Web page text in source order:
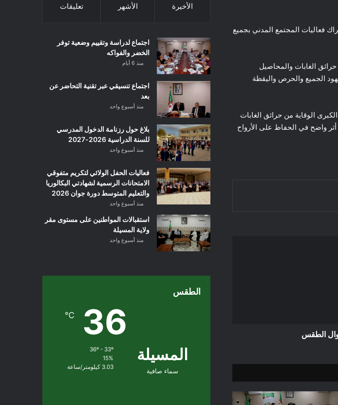
فعاليات المجتمع المدني بجميع
الغابات والمحاصيل
الجميع والحرص واليقظة
الوقاية من حرائق الغابات
أثر واضح في الحفاظ على الأرواح
الطقس
الأخيرة الأشهر تعليقات
اجتماع لدراسة وتقييم وضعية توفر
الخضر والفواكه
منذ 6 أيام
اجتماع تنسيقي عبر تقنية التحاضر عن
بعد
منذ أسبوع واحد
بلاغ حول رزنامة الدخول المدرسي
للسنة الدراسية 2026-2027
منذ أسبوع واحد
فعاليات الحفل الولائي لتكريم متفوقي
الامتحانات الرسمية لشهادتي البكالوريا
والتعليم المتوسط دورة جوان 2026
منذ أسبوع واحد
استقبالات المواطنين على مستوى مقر
ولاية المسيلة
منذ أسبوع واحد
الطقس
المسيلة
سماء صافية
36
℃
36º - 33º
15%
3.03 كيلومتر/ساعة